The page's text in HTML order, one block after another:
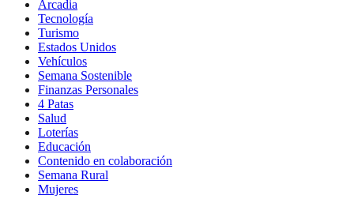
Arcadia
Tecnología
Turismo
Estados Unidos
Vehículos
Semana Sostenible
Finanzas Personales
4 Patas
Salud
Loterías
Educación
Contenido en colaboración
Semana Rural
Mujeres